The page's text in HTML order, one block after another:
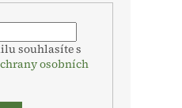
souhlasíte s
osobních